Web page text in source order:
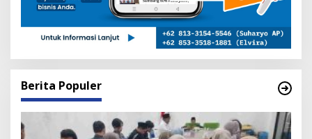
Berita Populer